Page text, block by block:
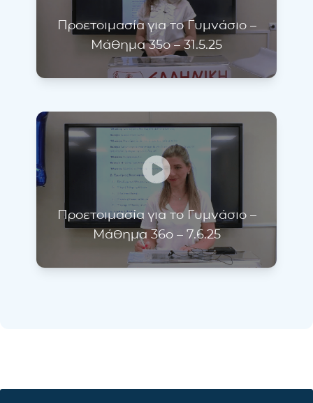
Προετοιμασία για το Γυμνάσιο –
Μάθημα 35ο – 31.5.25
Προετοιμασία για το Γυμνάσιο –
Μάθημα 36ο – 7.6.25